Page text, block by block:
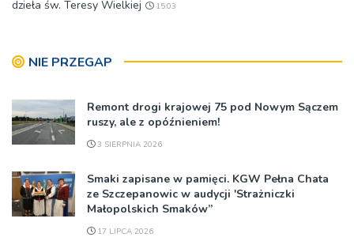
dzieła św. Teresy Wielkiej
15:03
NIE PRZEGAP
Remont drogi krajowej 75 pod Nowym Sączem
ruszy, ale z opóźnieniem!
3 SIERPNIA 2026
Smaki zapisane w pamięci. KGW Pełna Chata
ze Szczepanowic w audycji 'Strażniczki
Małopolskich Smaków”
17 LIPCA 2026